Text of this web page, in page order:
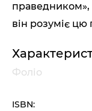
праведником»,
він розуміє цю
Фоліо
ISBN: